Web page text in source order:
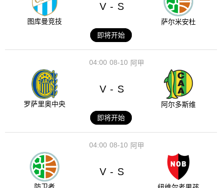
图库曼竞技
V - S
萨尔米安杜
即将开始
08-10
04:00 阿甲
罗萨里奥中央
V - S
阿尔多斯维
即将开始
08-10
04:00 阿甲
V - S